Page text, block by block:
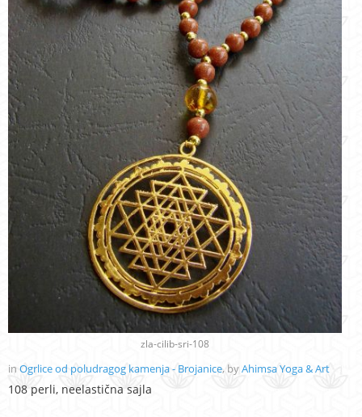
zla-cilib-sri-108
in Ogrlice od poludragog kamenja - Brojanice, byAhimsa Yoga & Art
108 perli, neelastična sajla